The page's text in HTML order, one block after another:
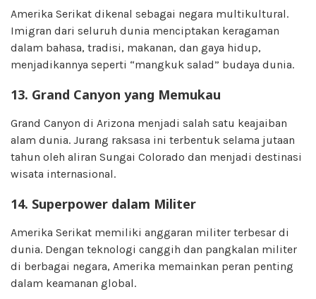
Amerika Serikat dikenal sebagai negara multikultural.
Imigran dari seluruh dunia menciptakan keragaman
dalam bahasa, tradisi, makanan, dan gaya hidup,
menjadikannya seperti “mangkuk salad” budaya dunia.
13. Grand Canyon yang Memukau
Grand Canyon di Arizona menjadi salah satu keajaiban
alam dunia. Jurang raksasa ini terbentuk selama jutaan
tahun oleh aliran Sungai Colorado dan menjadi destinasi
wisata internasional.
14. Superpower dalam Militer
Amerika Serikat memiliki anggaran militer terbesar di
dunia. Dengan teknologi canggih dan pangkalan militer
di berbagai negara, Amerika memainkan peran penting
dalam keamanan global.